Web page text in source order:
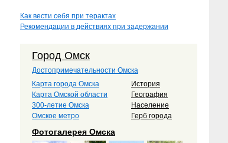
Как вести себя при терактах
Рекомендации в действиях при задержании
Город Омск
Достопримечательности Омска
Карта города Омска
Карта Омской области
300-летие Омска
Омское метро
История
География
Население
Герб города
Фотогалерея Омска